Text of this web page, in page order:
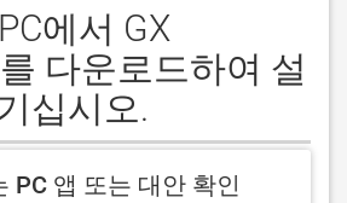
에서 GX
다운로드하여 설
십시오.
PC 앱 또는 대안 확인